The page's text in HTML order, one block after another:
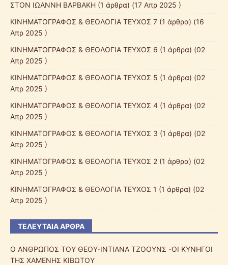
ΣΤΟΝ ΙΩΑΝΝΗ ΒΑΡΒΑΚΗ (1 άρθρα) (17 Απρ 2025 )
ΚΙΝΗΜΑΤΟΓΡΑΦΟΣ & ΘΕΟΛΟΓΙΑ ΤΕΥΧΟΣ 7 (1 άρθρα) (16
Απρ 2025 )
ΚΙΝΗΜΑΤΟΓΡΑΦΟΣ & ΘΕΟΛΟΓΙΑ ΤΕΥΧΟΣ 6 (1 άρθρα) (02
Απρ 2025 )
ΚΙΝΗΜΑΤΟΓΡΑΦΟΣ & ΘΕΟΛΟΓΙΑ ΤΕΥΧΟΣ 5 (1 άρθρα) (02
Απρ 2025 )
ΚΙΝΗΜΑΤΟΓΡΑΦΟΣ & ΘΕΟΛΟΓΙΑ ΤΕΥΧΟΣ 4 (1 άρθρα) (02
Απρ 2025 )
ΚΙΝΗΜΑΤΟΓΡΑΦΟΣ & ΘΕΟΛΟΓΙΑ ΤΕΥΧΟΣ 3 (1 άρθρα) (02
Απρ 2025 )
ΚΙΝΗΜΑΤΟΓΡΑΦΟΣ & ΘΕΟΛΟΓΙΑ ΤΕΥΧΟΣ 2 (1 άρθρα) (02
Απρ 2025 )
ΚΙΝΗΜΑΤΟΓΡΑΦΟΣ & ΘΕΟΛΟΓΙΑ ΤΕΥΧΟΣ 1 (1 άρθρα) (02
Απρ 2025 )
ΤΕΛΕΥΤΑΊΑ ΆΡΘΡΑ
Ο ΑΝΘΡΩΠΟΣ ΤΟΥ ΘΕΟΥ-ΙΝΤΙΑΝΑ ΤΖΟΟΥΝΣ -ΟΙ ΚΥΝΗΓΟΙ
ΤΗΣ ΧΑΜΕΝΗΣ ΚΙΒΩΤΟΥ